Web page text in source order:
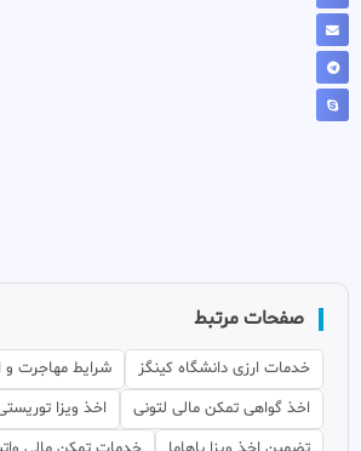
صفحات مرتبط
خدمات ارزی دانشگاه کینگز
شرایط مهاجرت و
اخذ گواهی تمکن مالی لتونی
اخذ ویزا